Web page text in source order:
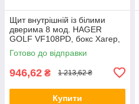
Щит внутрішній із білими
дверима 8 мод. HAGER
GOLF VF108РD, бокс Хагер,
шафа розподільна для
автоматів
Готово до відправки
946,62 ₴ 1 213,62 ₴
Купити